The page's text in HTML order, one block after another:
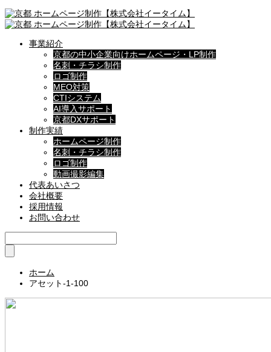
事業紹介
京都の中小企業向けホームページ・LP制作
名刺・チラシ制作
ロゴ制作
MEO対策
CTIシステム
AI導入サポート
京都DXサポート
制作実績
ホームページ制作
名刺・チラシ制作
ロゴ制作
動画撮影編集
代表あいさつ
会社概要
採用情報
お問い合わせ
ホーム
アセット-1-100